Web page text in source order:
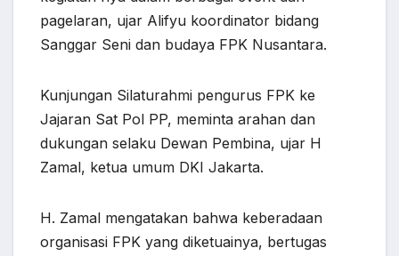
pagelaran, ujar Alifyu koordinator bidang
Sanggar Seni dan budaya FPK Nusantara.
Kunjungan Silaturahmi pengurus FPK ke
Jajaran Sat Pol PP, meminta arahan dan
dukungan selaku Dewan Pembina, ujar H
Zamal, ketua umum DKI Jakarta.
H. Zamal mengatakan bahwa keberadaan
organisasi FPK yang diketuainya, bertugas